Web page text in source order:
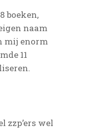
boeken,
naam
mij enorm
11
zzp’ers wel